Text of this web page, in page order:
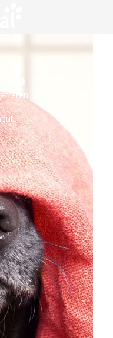
– wir sind